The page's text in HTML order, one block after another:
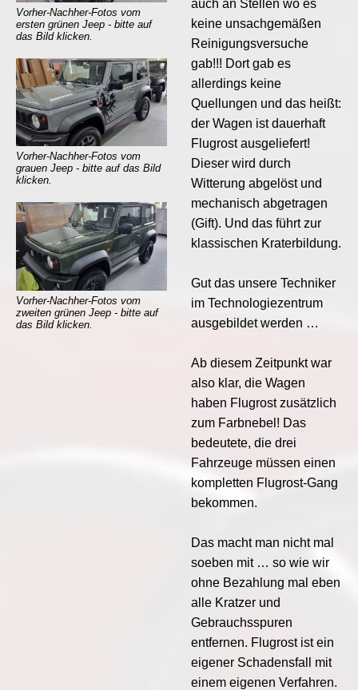
Vorher-Nachher-Fotos vom
ersten grünen Jeep - bitte auf
das Bild klicken.
Vorher-Nachher-Fotos vom
grauen Jeep - bitte auf das Bild
klicken.
Vorher-Nachher-Fotos vom
zweiten grünen Jeep - bitte auf
das Bild klicken.
auch an Stellen wo es
keine unsachgemäßen
Reinigungsversuche
gab!!! Dort gab es
allerdings keine
Quellungen und das heißt:
der Wagen ist dauerhaft
Flugrost ausgeliefert!
Dieser wird durch
Witterung abgelöst und
mechanisch abgetragen
(Gift). Und das führt zur
klassischen Kraterbildung.
Gut das unsere Techniker
im Technologiezentrum
ausgebildet werden …
Ab diesem Zeitpunkt war
also klar, die Wagen
haben Flugrost zusätzlich
zum Farbnebel! Das
bedeutete, die drei
Fahrzeuge müssen einen
kompletten Flugrost-Gang
bekommen.
Das macht man nicht mal
soeben mit … so wie wir
ohne Bezahlung mal eben
alle Kratzer und
Gebrauchsspuren
entfernen. Flugrost ist ein
eigener Schadensfall mit
einem eigenen Verfahren.